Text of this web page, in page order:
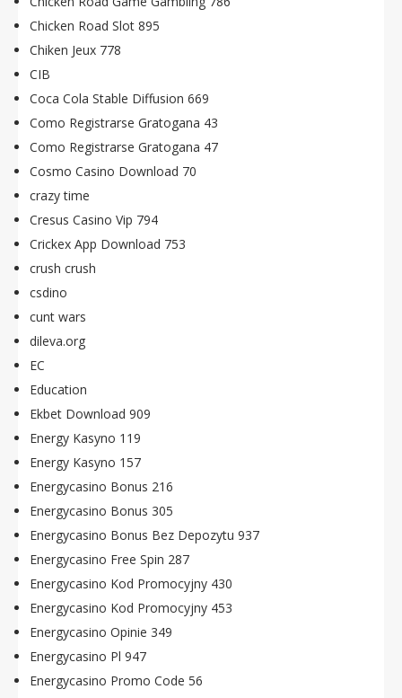
Chicken Road Slot 895
Chiken Jeux 778
CIB
Coca Cola Stable Diffusion 669
Como Registrarse Gratogana 43
Como Registrarse Gratogana 47
Cosmo Casino Download 70
crazy time
Cresus Casino Vip 794
Crickex App Download 753
crush crush
csdino
cunt wars
dileva.org
EC
Education
Ekbet Download 909
Energy Kasyno 119
Energy Kasyno 157
Energycasino Bonus 216
Energycasino Bonus 305
Energycasino Bonus Bez Depozytu 937
Energycasino Free Spin 287
Energycasino Kod Promocyjny 430
Energycasino Kod Promocyjny 453
Energycasino Opinie 349
Energycasino Pl 947
Energycasino Promo Code 56